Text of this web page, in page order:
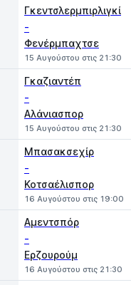
Γκεντσλερμπιρλιγκί
-
Φενέρμπαχτσε
15 Αυγούστου στις 21:30
Γκαζιαντέπ
-
Αλάνιασπορ
15 Αυγούστου στις 21:30
Μπασακσεχίρ
-
Κοτσαέλισπορ
16 Αυγούστου στις 19:00
Αμεντσπόρ
-
Ερζουρούμ
16 Αυγούστου στις 21:30